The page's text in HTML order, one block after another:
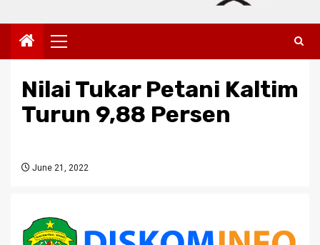
Primary
Menu
Nilai Tukar Petani Kaltim
Turun 9,88 Persen
June 21, 2022